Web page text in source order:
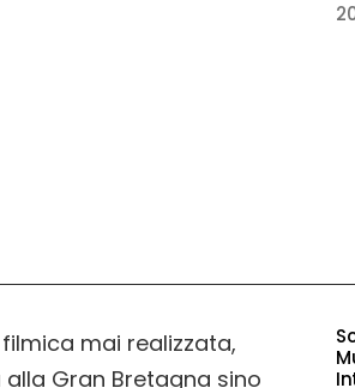
mai realizzata,
Gran Bretagna sino